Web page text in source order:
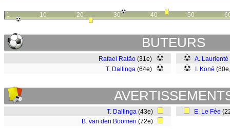
1 10 20 30 40 50
BUTEURS
Rafael Ratão (31e)
T. Dallinga (64e)
A. Laurienté
I. Koné
T. Dallinga (43e)
B. van den Boomen (72e)
E. Le Fée